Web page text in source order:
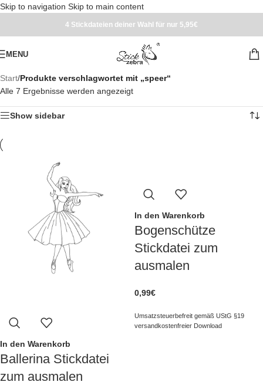
Skip to navigation Skip to main content
4 Stickdateien deiner Wahl für nur 5,95€
MENU
Start/Produkte verschlagwortet mit „speer“
Alle 7 Ergebnisse werden angezeigt
Show sidebar
In den Warenkorb
Ballerina Stickdatei
zum ausmalen
In den Warenkorb
Bogenschütze
Stickdatei zum
ausmalen
0,99€
Umsatzsteuerbefreit gemäß UStG §19
versandkostenfreier Download